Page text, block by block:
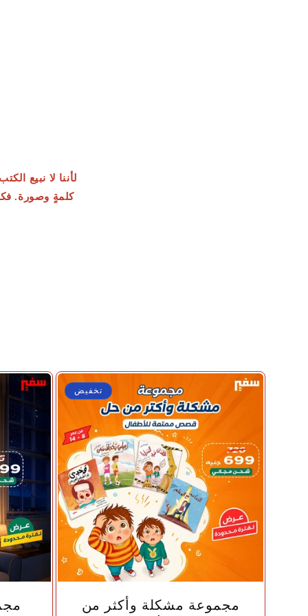
لأننا لا نبيع
كلمةٍ وصورة.
تخفيض
مجموعة مشكلة وأكثر من